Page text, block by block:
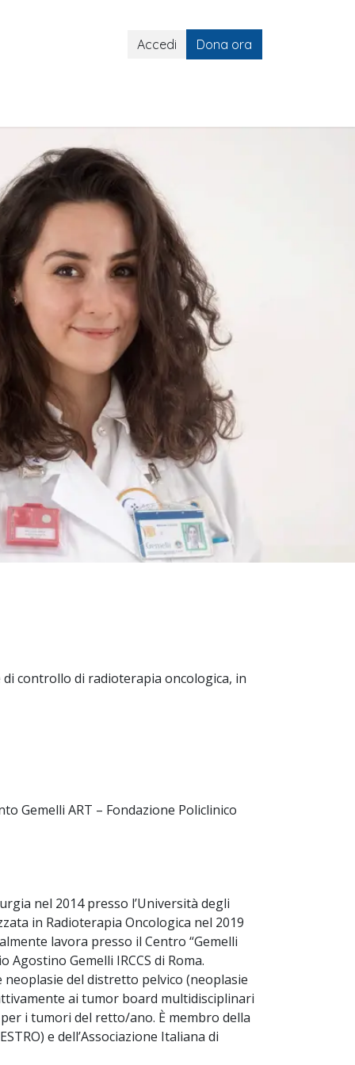
Accedi Dona ora
controllo di radioterapia oncologica, in
Gemelli ART – Fondazione Policlinico
nel 2014 presso l’Università degli
in Radioterapia Oncologica nel 2019
lavora presso il Centro “Gemelli
Agostino Gemelli IRCCS di Roma.
del distretto pelvico (neoplasie
ai tumor board multidisciplinari
i tumori del retto/ano. È membro della
e dell’Associazione Italiana di